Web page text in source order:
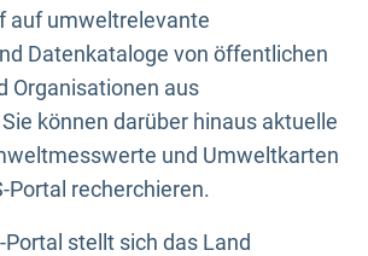
auf umweltrelevante
Datenkataloge von öffentlichen
Organisationen aus
können darüber hinaus aktuelle
und Umweltkarten
Portal recherchieren.
stellt sich das Land